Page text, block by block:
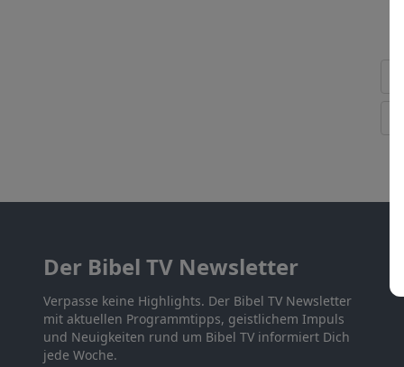
Der Bibel TV Newsletter
Verpasse keine Highlights. Der Bibel TV Newsletter
mit aktuellen Programmtipps, geistlichem Impuls
und Neuigkeiten rund um Bibel TV informiert Dich
jede Woche.